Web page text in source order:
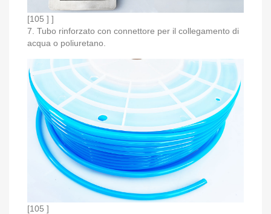
[105 ] ]
7. Tubo rinforzato con connettore per il collegamento di
acqua o poliuretano.
[105 ]